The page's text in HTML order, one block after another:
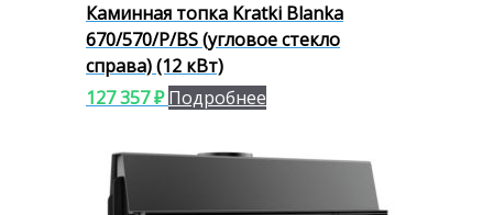
Каминная топка Kratki Blanka
670/570/P/BS (угловое стекло
справа) (12 кВт)
127 357₽ Подробнее